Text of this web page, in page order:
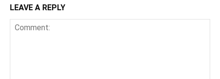
LEAVE A REPLY